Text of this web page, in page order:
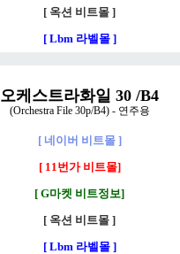
[ 옥션 비트몰 ]
[ Lbm 라벨몰 ]
오케스트라화일 30 /B4
(Orchestra File 30p/B4) - 연주용
[ 네이버 비트몰 ]
[ 11번가 비트몰]
[ G마켓 비트정보]
[ 옥션 비트몰 ]
[ Lbm 라벨몰 ]